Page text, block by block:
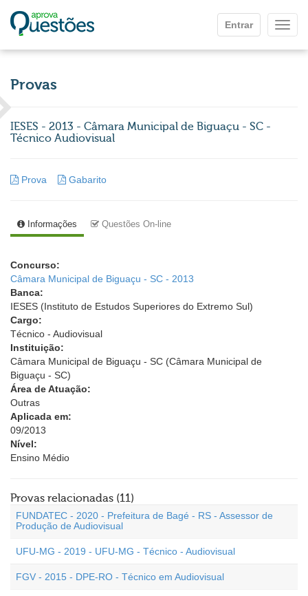
Entrar
Provas
IESES - 2013 - Câmara Municipal de Biguaçu - SC -
Técnico Audiovisual
Prova Gabarito
Informações Questões On-line
Concurso:
Câmara Municipal de Biguaçu - SC - 2013
Banca:
IESES (Instituto de Estudos Superiores do Extremo Sul)
Cargo:
Técnico - Audiovisual
Instituição:
Câmara Municipal de Biguaçu - SC (Câmara Municipal de
Biguaçu - SC)
Área de Atuação:
Outras
Aplicada em:
09/2013
Nível:
Ensino Médio
Provas relacionadas (11)
FUNDATEC - 2020 - Prefeitura de Bagé - RS - Assessor de
Produção de Audiovisual
UFU-MG - 2019 - UFU-MG - Técnico - Audiovisual
FGV - 2015 - DPE-RO - Técnico em Audiovisual